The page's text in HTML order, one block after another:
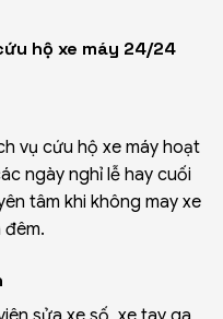
hộ xe máy 24/24
vụ cứu hộ xe máy hoạt
ngày nghỉ lễ hay cuối
tâm khi không may xe